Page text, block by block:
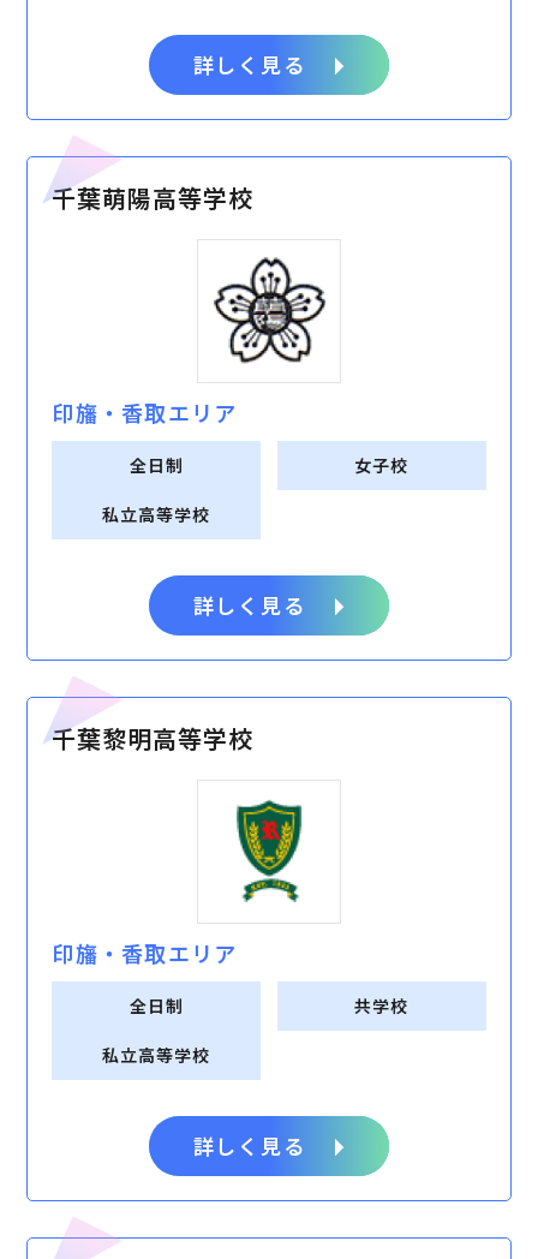
詳しく見る
千葉萌陽高等学校
印旛・⾹取エリア
全日制 女子校
私立高等学校
詳しく見る
千葉黎明高等学校
印旛・⾹取エリア
全日制 共学校
私立高等学校
詳しく見る